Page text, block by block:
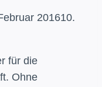
201610.
für die
Ohne